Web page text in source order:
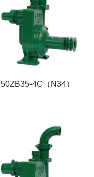
50ZB35-4C（N34）